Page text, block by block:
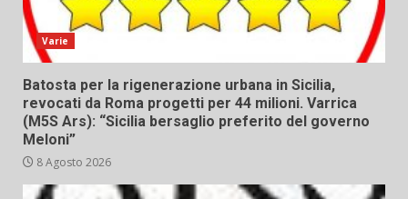
Varie
Batosta per la rigenerazione urbana in Sicilia,
revocati da Roma progetti per 44 milioni. Varrica
(M5S Ars): “Sicilia bersaglio preferito del governo
Meloni”
8 Agosto 2026